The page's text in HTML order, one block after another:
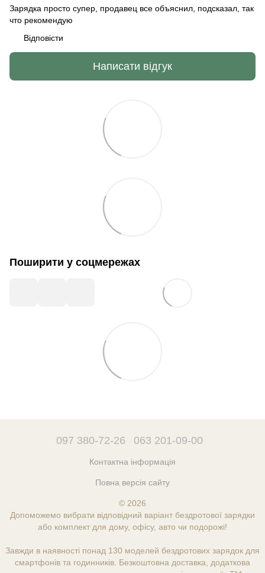
Зарядка просто супер, продавец все объяснил, подсказал, так
что рекомендую
Відповісти
Написати відгук
Поширити у соцмережах
097 380-72-26 063 201-09-00
Контактна інформація
Повна версія сайту
© 2026
Допоможемо вибрати відповідний варіант бездротової зарядки
або комплект для дому, офісу, авто чи подорожі!
Завжди в наявності понад 130 моделей бездротових зарядок для
смартфонів та годинників. Безкоштовна доставка, додаткова